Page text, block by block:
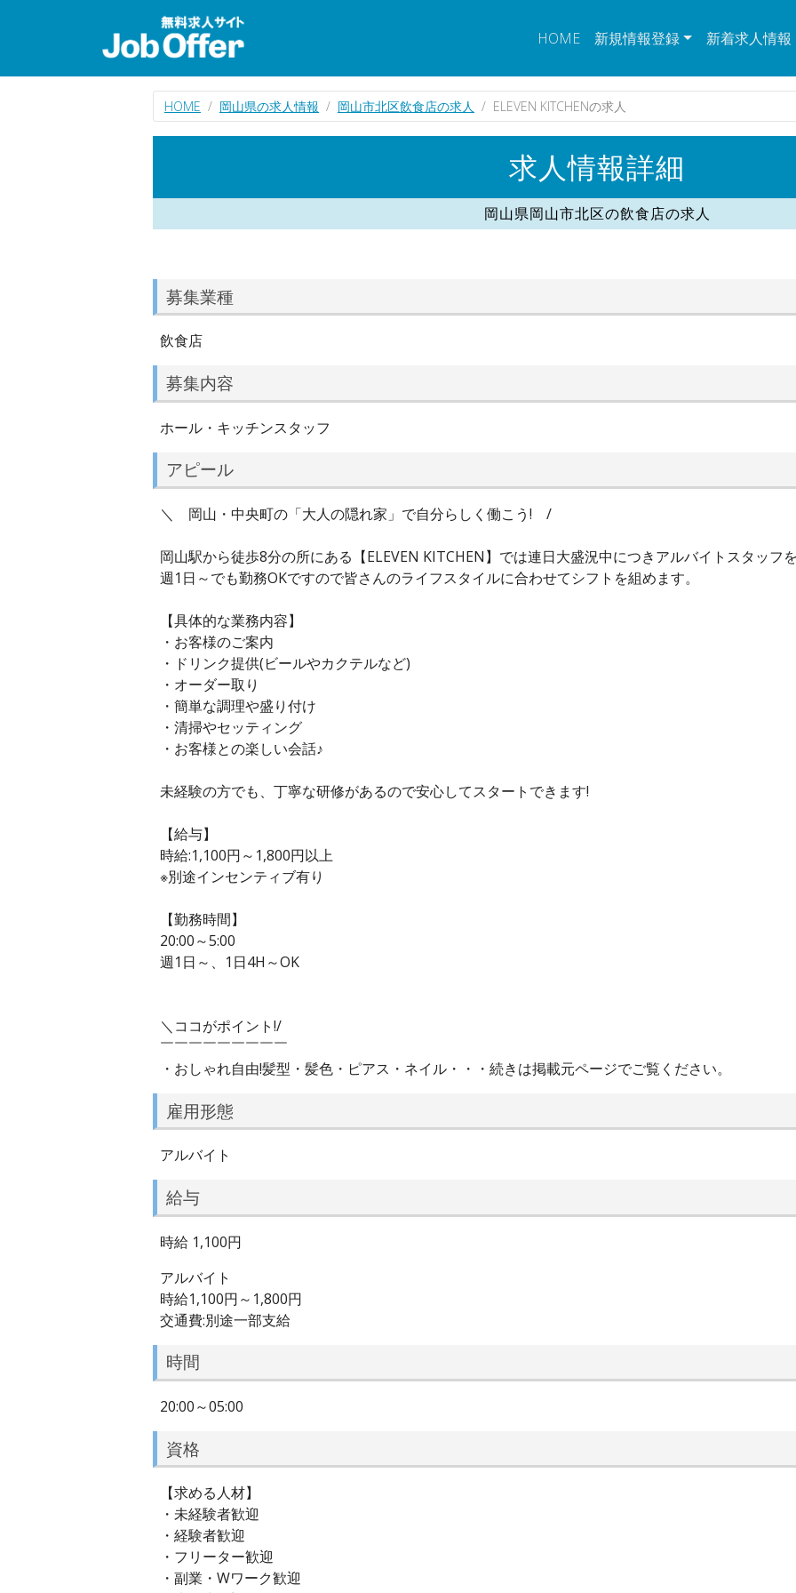
HOME 新規情報登録 新着求人情報
HOME 岡山県の求人情報 岡山市北区飲食店の求人 ELEVEN KITCHENの求人
求人情報詳細
岡山県岡山市北区の飲食店の求人
募集業種
飲食店
募集内容
ホール・キッチンスタッフ
アピール
＼ 岡山・中央町の「大人の隠れ家」で自分らしく働こう! /
岡山駅から徒歩8分の所にある【ELEVEN KITCHEN】では連日大盛況中につきアルバイトスタッフ
週1日～でも勤務OKですので皆さんのライフスタイルに合わせてシフトを組めます。
【具体的な業務内容】
・お客様のご案内
・ドリンク提供(ビールやカクテルなど)
・オーダー取り
・簡単な調理や盛り付け
・清掃やセッティング
・お客様との楽しい会話♪
未経験の方でも、丁寧な研修があるので安心してスタートできます!
【給与】
時給:1,100円～1,800円以上
※別途インセンティブ有り
【勤務時間】
20:00～5:00
週1日～、1日4H～OK
＼ココがポイント!/
￣￣￣￣￣￣￣￣￣
・おしゃれ自由!髪型・髪色・ピアス・ネイル・・・続きは掲載元ページでご覧ください。
雇用形態
アルバイト
給与
時給 1,100円
アルバイト
時給1,100円～1,800円
交通費:別途一部支給
時間
20:00～05:00
資格
【求める人材】
・未経験者歓迎
・経験者歓迎
・フリーター歓迎
・副業・Wワーク歓迎